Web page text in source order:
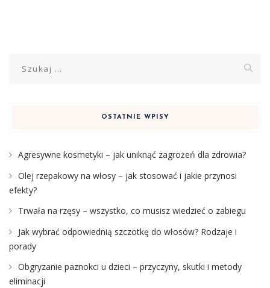
OSTATNIE WPISY
Agresywne kosmetyki – jak uniknąć zagrożeń dla zdrowia?
Olej rzepakowy na włosy – jak stosować i jakie przynosi
efekty?
Trwała na rzęsy – wszystko, co musisz wiedzieć o zabiegu
Jak wybrać odpowiednią szczotkę do włosów? Rodzaje i
porady
Obgryzanie paznokci u dzieci – przyczyny, skutki i metody
eliminacji